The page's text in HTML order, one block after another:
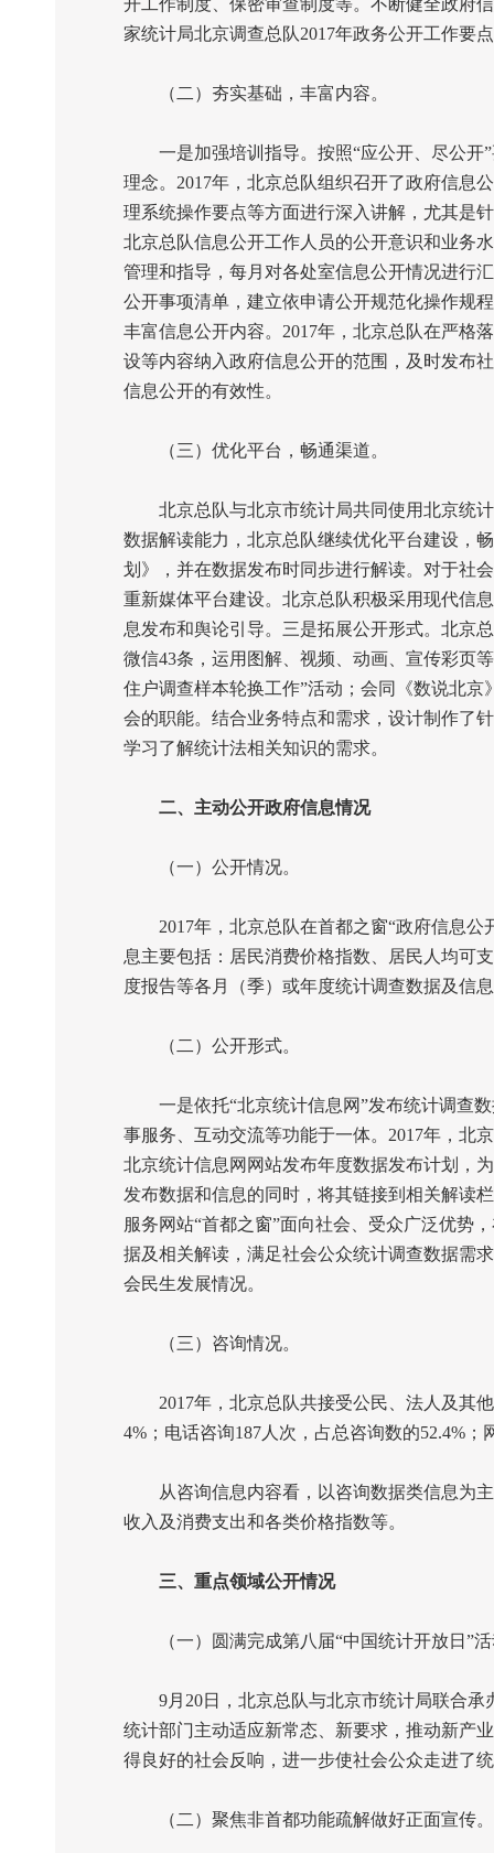
家统计局北京调查总队2017年政务公开工作要
（二）夯实基础，丰富内容。
一是加强培训指导。按照“应公开、尽公开”
理念。 2017年，北京总队组织召开了政府信息
理系统操作要点等方面进行深入讲解，尤其是
北京总队信息公开工作人员的公开意识和业务
管理和指导，每月对各处室信息公开情况进行
公开事项清单，建立依申请公开规范化操作规
丰富信息公开内容。 2017年，北京总队在严格
设等内容纳入政府信息公开的范围，及时发布
信息公开的有效性。
（三）优化平台，畅通渠道。
北京总队与北京市统计局共同使用北京统计
数据解读能力，北京总队继续优化平台建设，
划》，并在数据发布时同步进行解读。对于社
重新媒体平台建设。北京总队积极采用现代信
息发布和舆论引导。三是拓展公开形式。北京
微信43条，运用图解、视频、动画、宣传彩页
住户调查样本轮换工作”活动；会同《数说北
会的职能。结合业务特点和需求，设计制作了
学习了解统计法相关知识的需求。
二、主动公开政府信息情况
（一）公开情况。
2017年，北京总队在首都之窗“政府信息公
息主要包括：居民消费价格指数、居民人均可
度报告等各月（季）或年度统计调查数据及信
（二）公开形式。
一是依托“北京统计信息网”发布统计调查数
事服务、互动交流等功能于一体。 2017年，北
北京统计信息网网站发布年度数据发布计划，
发布数据和信息的同时，将其链接到相关解读
服务网站“首都之窗”面向社会、受众广泛优势
据及相关解读，满足社会公众统计调查数据需
会民生发展情况。
（三）咨询情况。
2017年，北京总队共接受公民、法人及其
4% ；电话咨询187 人次，占总咨询数的52.4% ；
从咨询信息内容看，以咨询数据类信息为主
收入及消费支出和各类价格指数等。
三、重点领域公开情况
（一）圆满完成第八届“中国统计开放日”活
9月 20日，北京总队与北京市统计局联合
统计部门主动适应新常态、新要求，推动新产
得良好的社会反响，进一步使社会公众走进了
（二）聚焦非首都功能疏解做好正面宣传。